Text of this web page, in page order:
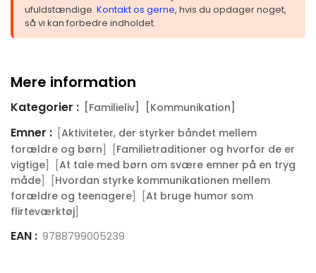
ufuldstændige. Kontakt os gerne, hvis du opdager noget,
så vi kan forbedre indholdet.
Mere information
Kategorier : [Familieliv] [Kommunikation]
Emner : [Aktiviteter, der styrker båndet mellem
forældre og børn] [Familietraditioner og hvorfor de er
vigtige] [At tale med børn om svære emner på en tryg
måde] [Hvordan styrke kommunikationen mellem
forældre og teenagere] [At bruge humor som
flirteværktøj]
EAN : 9788799005239